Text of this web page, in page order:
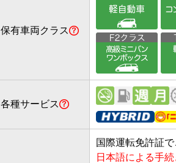
保有車両クラス
各種サービス
国際運転免許証で
日本語による手